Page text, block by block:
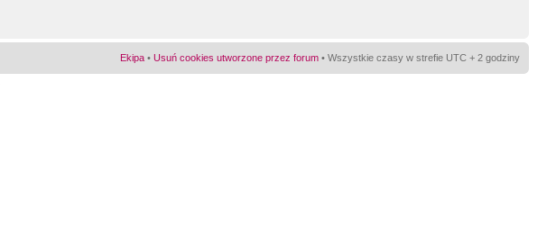
Ekipa • Usuń cookies utworzone przez forum • Wszystkie czasy w strefie UTC + 2 godziny